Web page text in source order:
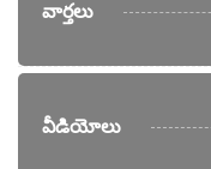
వార్తలు
వీడియోలు